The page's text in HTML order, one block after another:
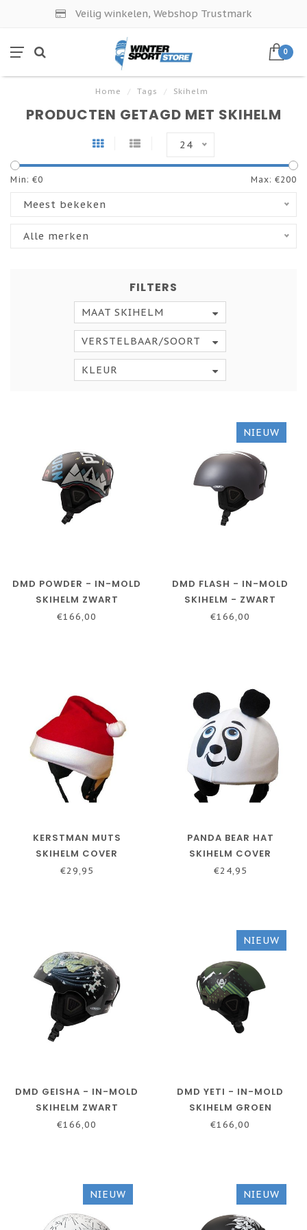
Veilig winkelen, Webshop Trustmark
0
Home / Tags / Skihelm
PRODUCTEN GETAGD MET SKIHELM
24
Min: €0 Max: €200
Meest bekeken
Alle merken
FILTERS
MAAT SKIHELM
VERSTELBAAR/SOORT
KLEUR
DMD POWDER - IN-MOLD
SKIHELM ZWART
€166,00
NIEUW
DMD FLASH - IN-MOLD
SKIHELM - ZWART
€166,00
KERSTMAN MUTS
SKIHELM COVER
€29,95
PANDA BEAR HAT
SKIHELM COVER
€24,95
DMD GEISHA - IN-MOLD
SKIHELM ZWART
€166,00
NIEUW
DMD YETI - IN-MOLD
SKIHELM GROEN
€166,00
NIEUW NIEUW